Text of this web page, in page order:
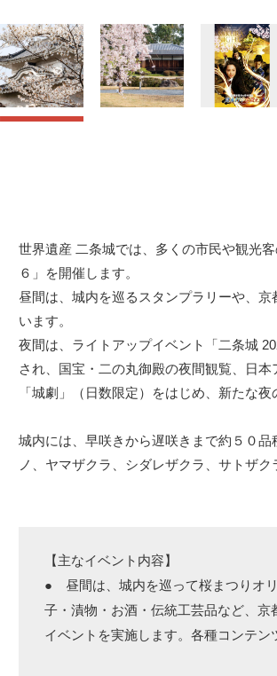
世界遺産 二条城では、多くの市民や観光
６」を開催します。
昼間は、城内を巡るスタンプラリーや、
います。
夜間は、ライトアップイベント「二条城
され、国宝・二の丸御殿の夜間観覧、日
「城劇」（日数限定）をはじめ、新たな
城内には、早咲きから遅咲きまで約５０
ノ、ヤマザクラ、シダレザクラ、サトザ
【主なイベント内容】
● 昼間は、城内を巡って桜まつりオ
子・漬物・お酒・伝統工芸品など、
イベントを実施します。各種コンテン